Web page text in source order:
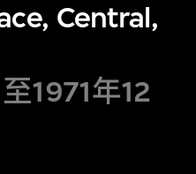
Central,
1971年12